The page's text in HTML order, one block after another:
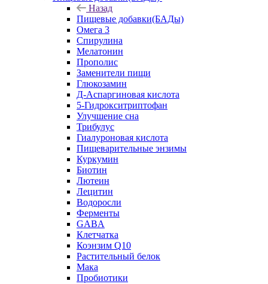
Назад
Пищевые добавки(БАДы)
Омега 3
Спирулина
Мелатонин
Прополис
Заменители пищи
Глюкозамин
Д-Аспаргиновая кислота
5-Гидрокситриптофан
Улучшение сна
Трибулус
Гиалуроновая кислота
Пищеварительные энзимы
Куркумин
Биотин
Лютеин
Лецитин
Водоросли
Ферменты
GABA
Клетчатка
Коэнзим Q10
Растительный белок
Мака
Пробиотики